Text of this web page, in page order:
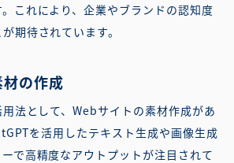
これにより、企業やブランドの認知度
期待されています。
の作成
法として、Webサイトの素材作成があ
を活用したテキスト生成や画像生成
で高精度なアウトプットが注目されて